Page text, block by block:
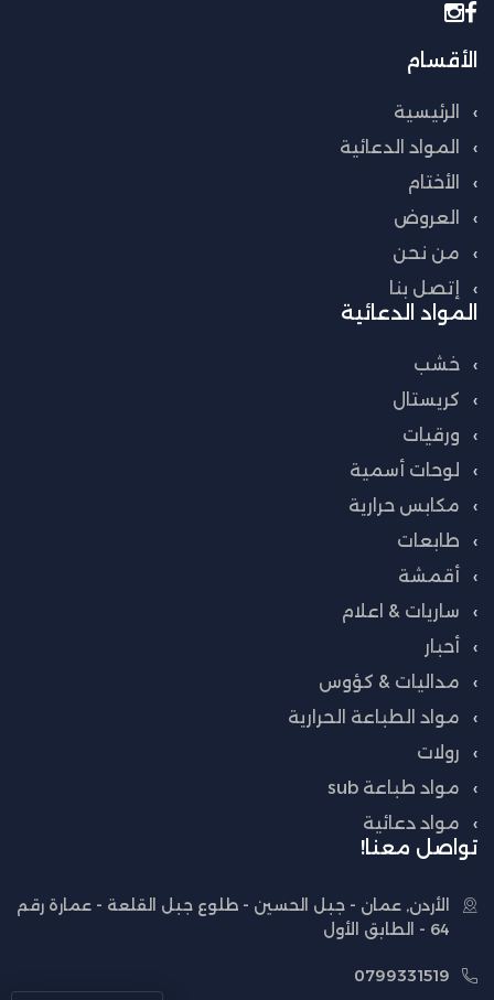
الأقسام
الرئيسية
المواد الدعائية
الأختام
العروض
من نحن
إتصل بنا
المواد الدعائية
خشب
كريستال
ورقيات
لوحات أسمية
مكابس حرارية
طابعات
أقمشة
ساريات & اعلام
أحبار
مداليات & كؤوس
مواد الطباعة الحرارية
رولات
مواد طباعة sub
مواد دعائية
تواصل معنا!
الأردن, عمان - جبل الحسين - طلوع جبل القلعة - عمارة رقم
64 - الطابق الأول
0799331519